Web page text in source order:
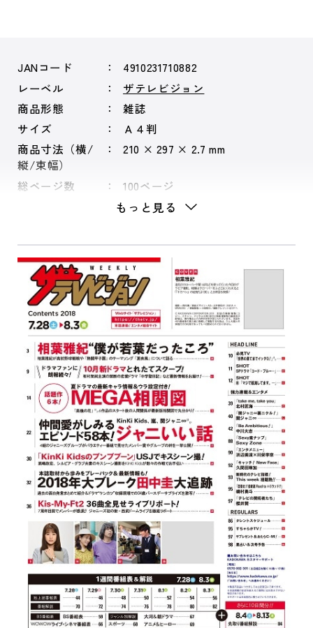
JANコード
4910231710882
レーベル
ザテレビジョン
商品形態
雑誌
サイズ
Ａ４判
商品寸法（横/
縦/束幅）
210 × 297 × 2.7 mm
総ページ数 100ページ
もっと見る